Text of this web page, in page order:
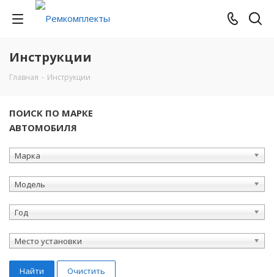
Инструкции
Главная - Инструкции
ПОИСК ПО МАРКЕ
АВТОМОБИЛЯ
Марка
Модель
Год
Место установки
Найти Очистить